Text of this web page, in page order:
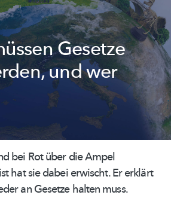
Gesetze
und wer
bei Rot über die Ampel
hat sie dabei erwischt. Er erklärt
an Gesetze halten muss.